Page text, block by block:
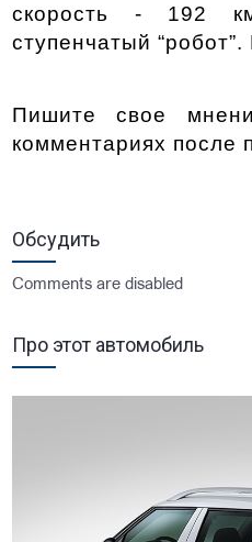
скорость - 192
ступенчатый
Пишите свое
комментариях после
Обсудить
Comments are disabled
Про этот автомобиль